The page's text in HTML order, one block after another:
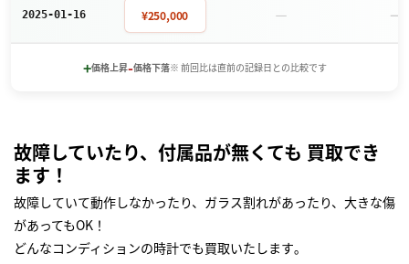
2025-01-16 ¥250,000 － －
+価格上昇-価格下落※ 前回比は直前の記録日との比較です
故障していたり、付属品が無くても 買取でき
ます！
故障していて動作しなかったり、ガラス割れがあったり、大きな傷
があってもOK！
どんなコンディションの時計でも買取いたします｡